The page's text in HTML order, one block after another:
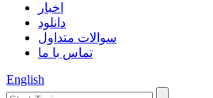
اخبار
دانلود
سوالات متداول
تماس با ما
English